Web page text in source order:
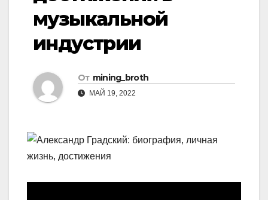
музыкальной
индустрии
От mining_broth
МАЙ 19, 2022